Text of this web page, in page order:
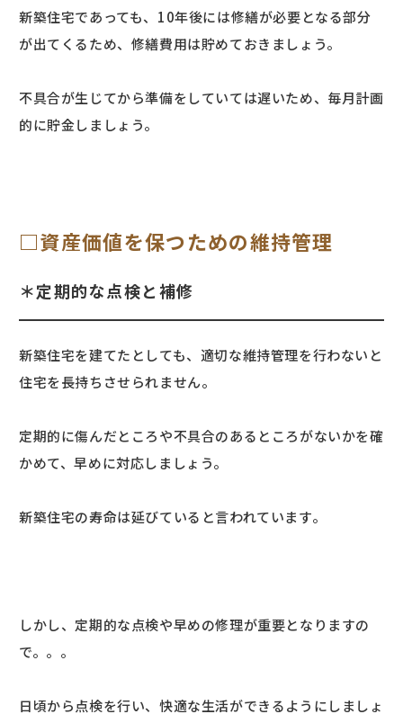
新築住宅であっても、10年後には修繕が必要となる部分
が出てくるため、修繕費用は貯めておきましょう。
不具合が生じてから準備をしていては遅いため、毎月計画
的に貯金しましょう。
□資産価値を保つための維持管理
＊定期的な点検と補修
新築住宅を建てたとしても、適切な維持管理を行わないと
住宅を長持ちさせられません。
定期的に傷んだところや不具合のあるところがないかを確
かめて、早めに対応しましょう。
新築住宅の寿命は延びていると言われています。
しかし、定期的な点検や早めの修理が重要となりますの
で。。。
日頃から点検を行い、快適な生活ができるようにしましょ